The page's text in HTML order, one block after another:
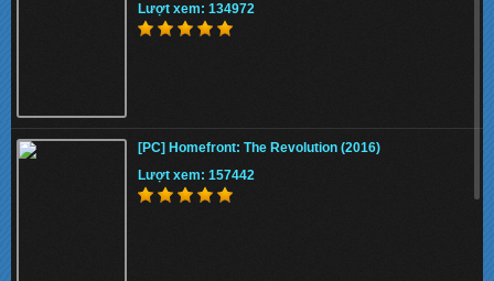
Download STAR WARS Jedi: Fallen Order (Full
DLC) Cr@ck
Lượt xem: 157290
Lượt xem: 134972
[PC] Homefront: The Revolution (2016)
Lượt xem: 157442